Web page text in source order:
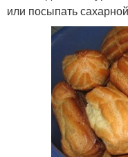
или посыпать